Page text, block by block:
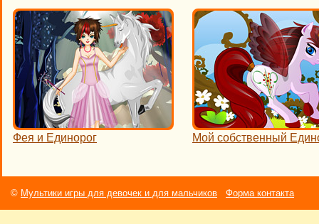
Фея и Единорог Мой собственный
© Мультики игры для девочек и для мальчиков Форма контакта